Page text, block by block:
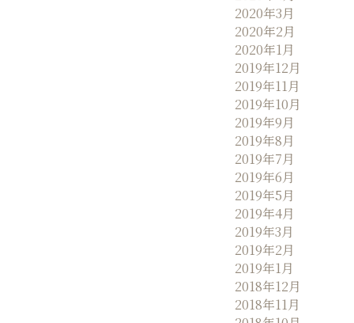
2020年3月
2020年2月
2020年1月
2019年12月
2019年11月
2019年10月
2019年9月
2019年8月
2019年7月
2019年6月
2019年5月
2019年4月
2019年3月
2019年2月
2019年1月
2018年12月
2018年11月